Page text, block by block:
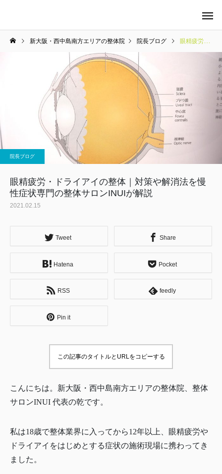
当院の料金について 整体
新大阪・西中島南方エリアの整体院 院長ブログ 眼精疲労・ドライアイの整体｜対策や解消法を慢性症状専門の整体サロンINUIが解説
院長ブログ
眼精疲労・ドライアイの整体｜対策や解消法を慢
性症状専門の整体サロンINUIが解説
2021.02.15
Tweet Share
Hatena Pocket
RSS feedly
Pin it
この記事のタイトルとURLをコピーする
こんにちは。新大阪・西中島南方エリアの整体院、整体
サロンINUI 代表の乾です。
私は18歳で整体業界に入ってから12年以上、眼精疲労や
ドライアイをはじめとする症状の施術現場に携わってき
ました。